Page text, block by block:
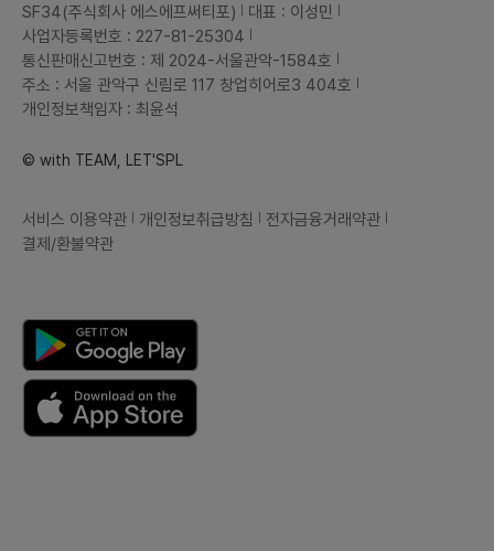
SF34(주식회사 에스에프써티포)
대표 : 이성민
사업자등록번호 : 227-81-25304
통신판매신고번호 : 제 2024-서울관악-1584호
주소 : 서울 관악구 신림로 117 창업히어로3 404호
개인정보책임자 : 최윤석
© with TEAM, LET'SPL
서비스 이용약관 개인정보취급방침
전자금융거래약관
결제/환불약관